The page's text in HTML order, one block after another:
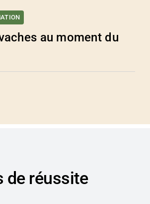
au moment du
de réussite